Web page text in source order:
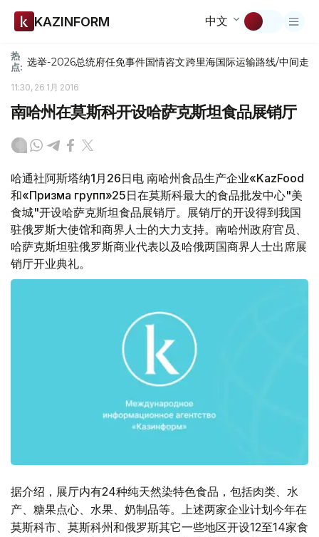
KAZINFORM 中文
热
点: 选举-2026总统府任免事件国情咨文跨里海国际运输路线/中间走廊
11:30, 26 1月 2016
南哈州在莫斯科开设哈萨克斯坦食品展销厅
哈通社阿斯塔纳1月26日电 南哈州食品生产企业«KazFood
和«Призма групп»25日在莫斯科最大的食品批发中心"美
食城"开设哈萨克斯坦食品展销厅。展销厅的开设得到我国
驻俄罗斯大使馆和商界人士的大力支持。南哈州政府官员、
哈萨克斯坦驻俄罗斯商业代表以及哈俄两国商界人士出席展
销厅开业典礼。
据介绍，展厅内有24种纯天然染特色食品，包括肉类、水
产、糖果点心、水果、奶制品等。上述两家企业计划今年在
莫斯科市、莫斯科州和俄罗斯其它一些地区开设12至14家食